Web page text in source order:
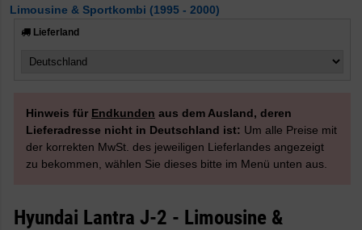
Limousine & Sportkombi (1995 - 2000)
Lieferland
Hinweis für Endkunden aus dem Ausland, deren
Lieferadresse nicht in Deutschland ist: Um alle Preise mit
der korrekten MwSt. des jeweiligen Lieferlandes angezeigt
zu bekommen, wählen Sie dieses bitte im Menü unten aus.
Hyundai Lantra J-2 - Limousine &